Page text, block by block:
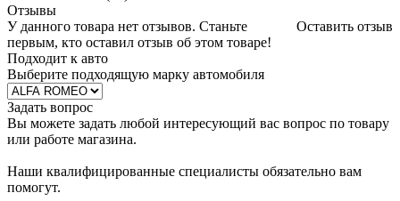
Отзывы
Оставить отзыв
У данного товара нет отзывов. Станьте
первым, кто оставил отзыв об этом товаре!
Подходит к авто
Выберите подходящую марку автомобиля
Задать вопрос
Вы можете задать любой интересующий вас вопрос по товару
или работе магазина.
Наши квалифицированные специалисты обязательно вам
помогут.